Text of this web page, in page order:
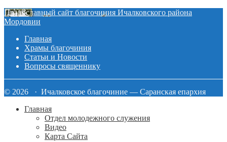
Православный сайт благочиния Ичалковского района
Мордовии
Главная
Храмы благочиния
Статьи и Новости
Вопросы священнику
© 2026 · Ичалковское благочиние — Саранская епархия
Главная
Отдел молодежного служения
Видео
Карта Сайта